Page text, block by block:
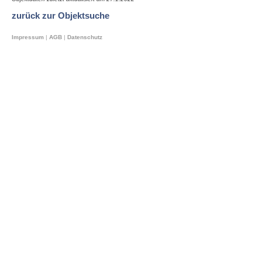
zurück zur Objektsuche
Impressum | AGB | Datenschutz